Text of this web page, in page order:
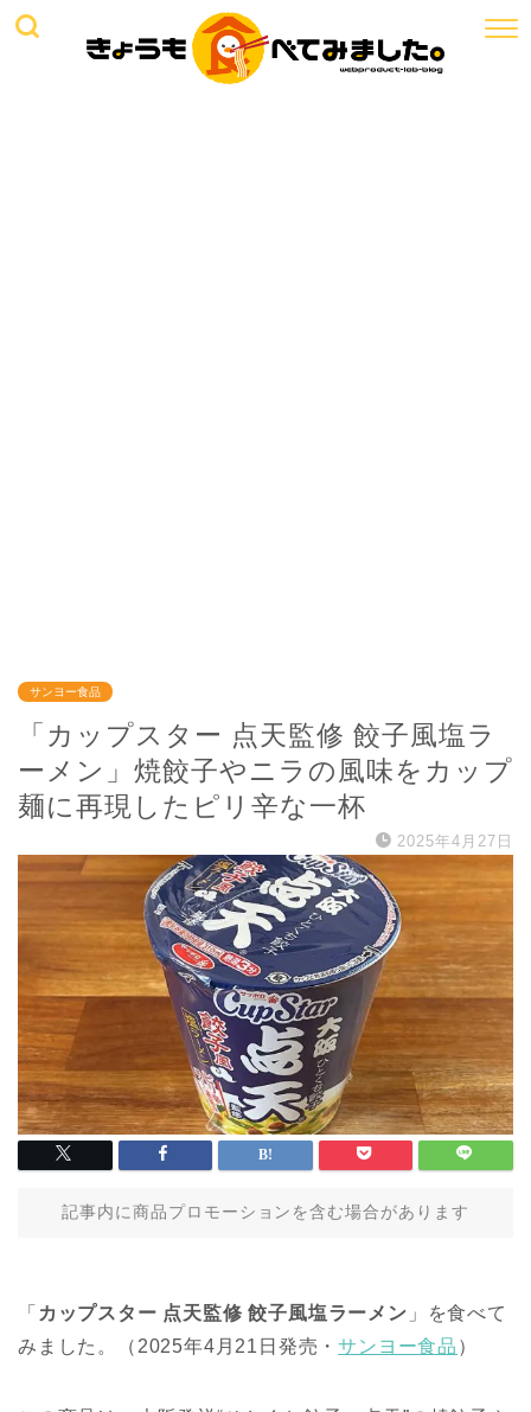
サンヨー食品
「カップスター 点天監修 餃子風塩ラ
ーメン」焼餃子やニラの風味をカップ
麺に再現したピリ辛な一杯
2025年4月27日
記事内に商品プロモーションを含む場合があります
「 カップスター 点天監修 餃子風塩ラーメン 」を食べて
みました。（2025年4月21日発売・サンヨー食品 ）